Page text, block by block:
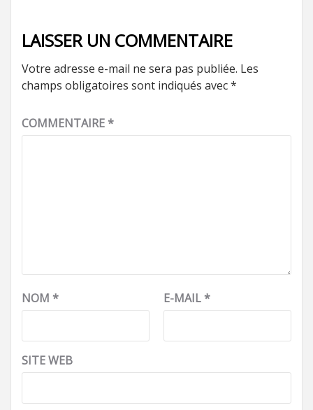
LAISSER UN COMMENTAIRE
Votre adresse e-mail ne sera pas publiée. Les
champs obligatoires sont indiqués avec*
COMMENTAIRE*
NOM * E-MAIL*
SITE WEB